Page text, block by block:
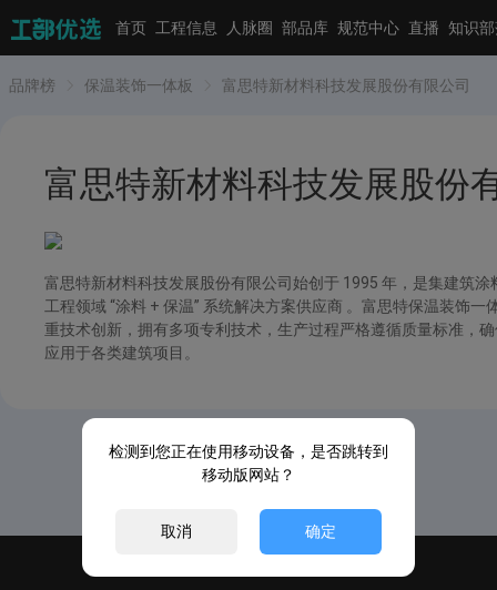
首页 工程信息 人脉圈 部品库 规范中心 直播 知识
品牌榜 保温装饰一体板 富思特新材料科技发展股份有限公司
富思特新材料科技发展股份
富思特新材料科技发展股份有限公司始创于 1995 年，是集建筑
工程领域 “涂料 + 保温” 系统解决方案供应商 。富思特保温装饰
重技术创新，拥有多项专利技术，生产过程严格遵循质量标准，
应用于各类建筑项目。
检测到您正在使用移动设备，是否跳转到
移动版网站？
取消 确定